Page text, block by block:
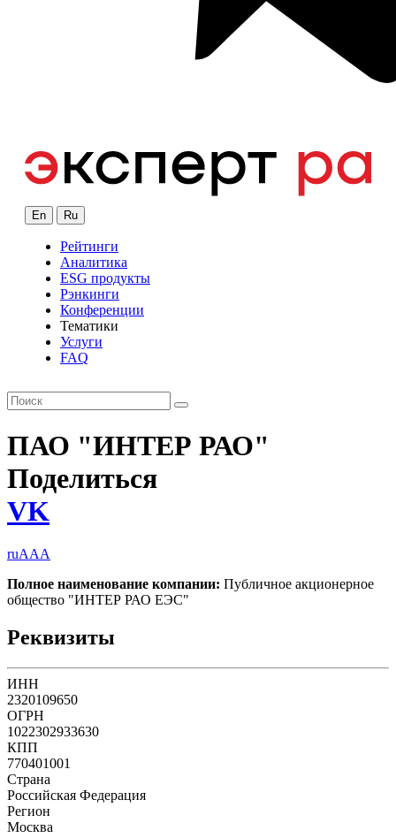
En Ru
Рейтинги
Аналитика
ESG продукты
Рэнкинги
Конференции
Тематики
Услуги
FAQ
ПАО "ИНТЕР РАО"
Поделиться
VK
ruAAA
Полное наименование компании: Публичное акционерное
общество "ИНТЕР РАО ЕЭС"
Реквизиты
ИНН
2320109650
ОГРН
1022302933630
КПП
770401001
Страна
Российская Федерация
Регион
Москва